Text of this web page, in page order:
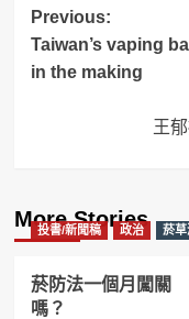
Post
Previous:
Taiwan’s vaping
in the making
王
More Stories
投書/新聞稿 政治 菸草
菸防法一個月闖關
嗎？